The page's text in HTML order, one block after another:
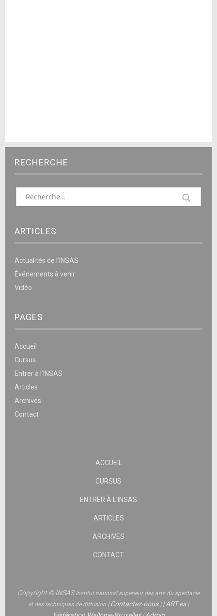
RECHERCHE
ARTICLES
Actualités de l’INSAS
Événements à venir
Vidéo
PAGES
Accueil
Cursus
Entrer à l’INSAS
Articles
Archives
Contact
ACCUEIL
CURSUS
ENTRER À L’INSAS
ARTICLES
ARCHIVES
CONTACT
Copyright © INSASInstitut national supérieur des arts du spectacle
et des techniques de diffusion |Contactez-nous||ART.es|